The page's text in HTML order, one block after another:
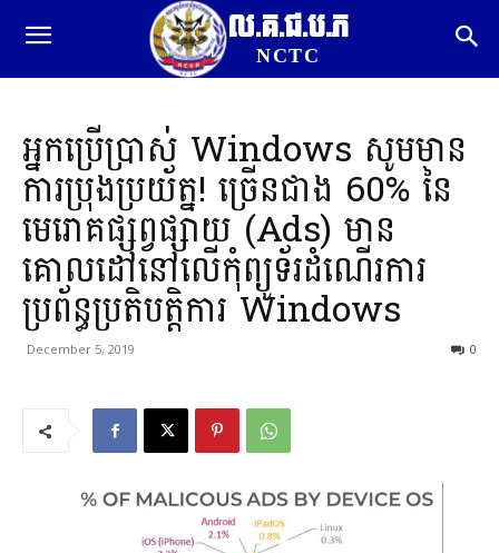
ល.គ.ជ.ប.ភ
NCTC
អ្នកប្រើប្រាស់ Windows សូមមាន
ការប្រុងប្រយ័ត្ន! ច្រើនជាង 60% នៃ
មេរោគផ្សព្វផ្សាយ (Ads) មាន
គោលដៅនៅលើកុំព្យូទ័រដំណើរការ
ប្រព័ន្ធប្រតិបត្តិការ Windows
December 5, 2019 0